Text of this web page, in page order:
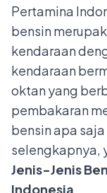
Pertamina
bensin
kendaraan
kendaraan
oktanyang
pembakaran
bensin apa
selengkapnya,
Jenis-Jenis
Indonesia